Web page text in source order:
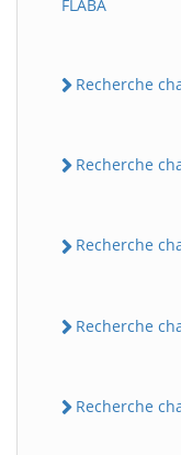
FLABA
Recherche
Recherche
Recherche
Recherche
Recherche